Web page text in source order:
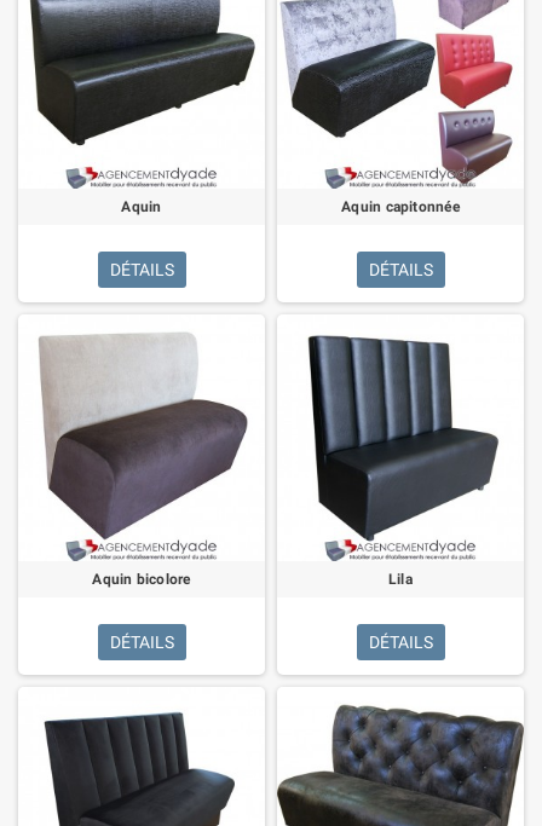
Aquin
DÉTAILS
Aquin capitonnée
DÉTAILS
Aquin bicolore
DÉTAILS
Lila
DÉTAILS